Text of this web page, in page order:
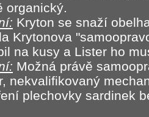
organický.
Kryton se snaží
Krytonova
na kusy a Lister ho
Možná právě
nekvalifikovaný
plechovky sardinek